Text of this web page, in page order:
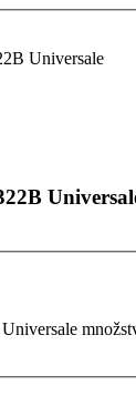
Universale